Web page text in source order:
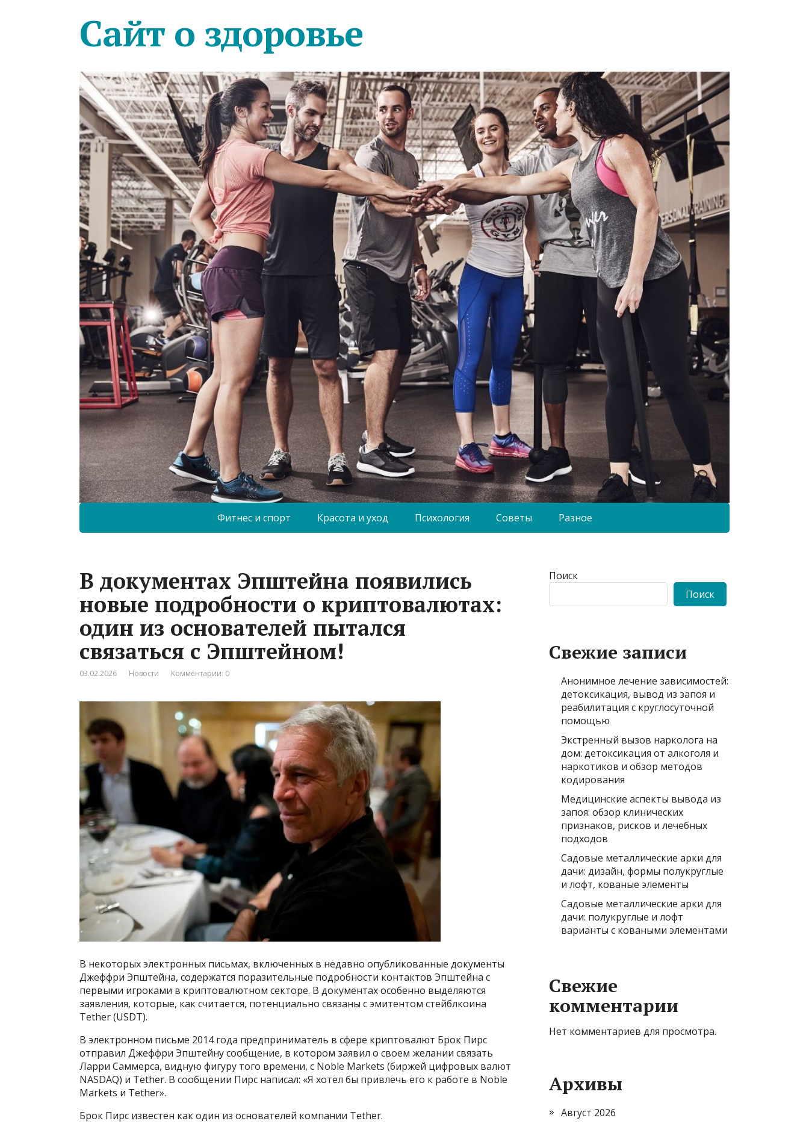
Сайт о здоровье
Фитнес и спорт Красота и уход Психология Советы Разное
В документах Эпштейна появились
новые подробности о криптовалютах:
один из основателей пытался
связаться с Эпштейном!
03.02.2026 Новости Комментарии: 0
В некоторых электронных письмах, включенных в недавно опубликованные документы
Джеффри Эпштейна, содержатся поразительные подробности контактов Эпштейна с
первыми игроками в криптовалютном секторе. В документах особенно выделяются
заявления, которые, как считается, потенциально связаны с эмитентом стейблкоина
Tether (USDT).
В электронном письме 2014 года предприниматель в сфере криптовалют Брок Пирс
отправил Джеффри Эпштейну сообщение, в котором заявил о своем желании связать
Ларри Саммерса, видную фигуру того времени, с Noble Markets (биржей цифровых валют
NASDAQ) и Tether. В сообщении Пирс написал: «Я хотел бы привлечь его к работе в Noble
Markets и Tether».
Брок Пирс известен как один из основателей компании Tether.
Поиск
Поиск
Свежие записи
Анонимное лечение зависимостей:
детоксикация, вывод из запоя и
реабилитация с круглосуточной
помощью
Экстренный вызов нарколога на
дом: детоксикация от алкоголя и
наркотиков и обзор методов
кодирования
Медицинские аспекты вывода из
запоя: обзор клинических
признаков, рисков и лечебных
подходов
Садовые металлические арки для
дачи: дизайн, формы полукруглые
и лофт, кованые элементы
Садовые металлические арки для
дачи: полукруглые и лофт
варианты с коваными элементами
Свежие
комментарии
Нет комментариев для просмотра.
Архивы
Август 2026